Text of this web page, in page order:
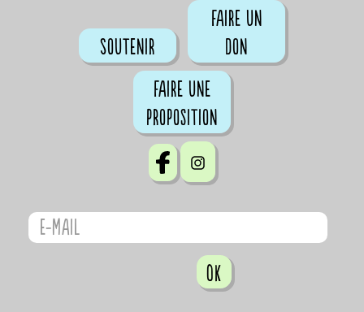
Soutenir
Faire un
don
Faire une
proposition
OK